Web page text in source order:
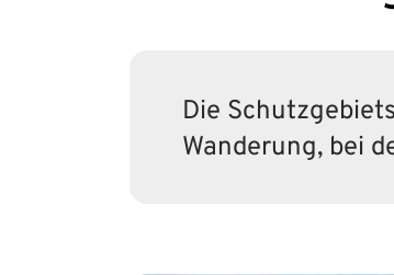
Die
Wanderung, bei